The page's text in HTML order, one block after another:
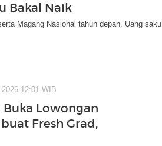
Bakal Naik
Magang Nasional tahun depan. Uang saku
12:01 WIB
Lowongan
Fresh Grad,